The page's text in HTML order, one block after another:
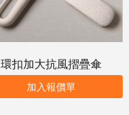
環扣加大抗風摺疊傘
加入報價單